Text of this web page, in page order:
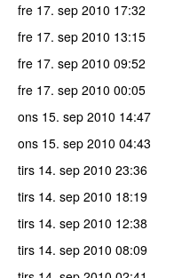
fre 17. sep 2010 17:32
fre 17. sep 2010 13:15
fre 17. sep 2010 09:52
fre 17. sep 2010 00:05
ons 15. sep 2010 14:47
ons 15. sep 2010 04:43
tirs 14. sep 2010 23:36
tirs 14. sep 2010 18:19
tirs 14. sep 2010 12:38
tirs 14. sep 2010 08:09